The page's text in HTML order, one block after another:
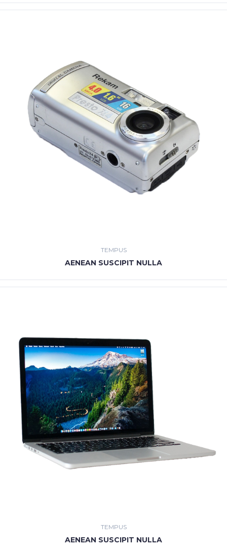
TEMPUS
AENEAN SUSCIPIT NULLA
TEMPUS
AENEAN SUSCIPIT NULLA